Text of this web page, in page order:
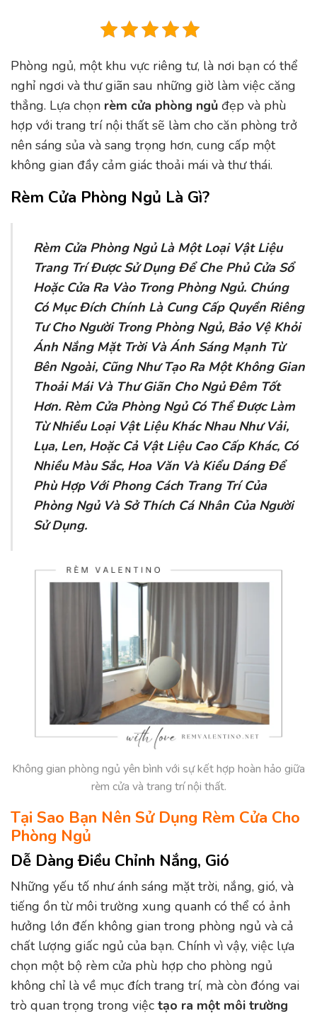
Phòng ngủ, một khu vực riêng tư, là nơi bạn có thể
nghỉ ngơi và thư giãn sau những giờ làm việc căng
thẳng. Lựa chọn rèm cửa phòng ngủ đẹp và phù
hợp với trang trí nội thất sẽ làm cho căn phòng trở
nên sáng sủa và sang trọng hơn, cung cấp một
không gian đầy cảm giác thoải mái và thư thái.
Rèm Cửa Phòng Ngủ Là Gì?
Rèm Cửa Phòng Ngủ Là Một Loại Vật Liệu
Trang Trí Được Sử Dụng Để Che Phủ Cửa Sổ
Hoặc Cửa Ra Vào Trong Phòng Ngủ. Chúng
Có Mục Đích Chính Là Cung Cấp Quyền Riêng
Tư Cho Người Trong Phòng Ngủ, Bảo Vệ Khỏi
Ánh Nắng Mặt Trời Và Ánh Sáng Mạnh Từ
Bên Ngoài, Cũng Như Tạo Ra Một Không Gian
Thoải Mái Và Thư Giãn Cho Ngủ Đêm Tốt
Hơn. Rèm Cửa Phòng Ngủ Có Thể Được Làm
Từ Nhiều Loại Vật Liệu Khác Nhau Như Vải,
Lụa, Len, Hoặc Cả Vật Liệu Cao Cấp Khác, Có
Nhiều Màu Sắc, Hoa Văn Và Kiểu Dáng Để
Phù Hợp Với Phong Cách Trang Trí Của
Phòng Ngủ Và Sở Thích Cá Nhân Của Người
Sử Dụng.
Không gian phòng ngủ yên bình với sự kết hợp hoàn hảo giữa
rèm cửa và trang trí nội thất.
Tại Sao Bạn Nên Sử Dụng Rèm Cửa Cho
Phòng Ngủ
Dễ Dàng Điều Chỉnh Nắng, Gió
Những yếu tố như ánh sáng mặt trời, nắng, gió, và
tiếng ồn từ môi trường xung quanh có thể có ảnh
hưởng lớn đến không gian trong phòng ngủ và cả
chất lượng giấc ngủ của bạn. Chính vì vậy, việc lựa
chọn một bộ rèm cửa phù hợp cho phòng ngủ
không chỉ là về mục đích trang trí, mà còn đóng vai
trò quan trọng trong việc tạo ra một môi trường